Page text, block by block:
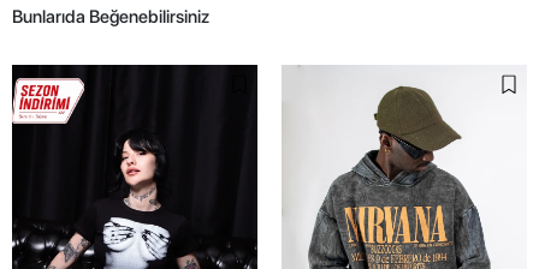
Bunlarıda Beğenebilirsiniz